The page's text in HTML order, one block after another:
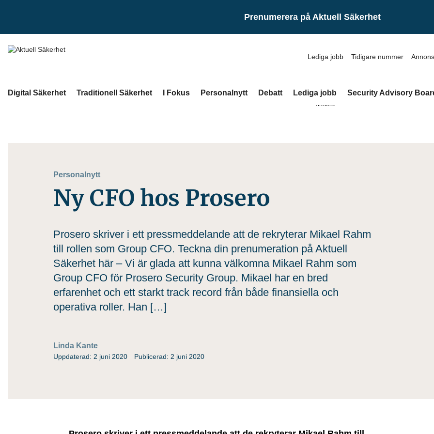
Prenumerera på Aktuell Säkerhet
Lediga jobb Tidigare nummer
Digital Säkerhet Traditionell Säkerhet I Fokus Personalnytt Debatt Lediga jobb Security Advisory
ANNONS
Personalnytt
Ny CFO hos Prosero
Prosero skriver i ett pressmeddelande att de rekryterar Mikael Rahm
till rollen som Group CFO. Teckna din prenumeration på Aktuell
Säkerhet här – Vi är glada att kunna välkomna Mikael Rahm som
Group CFO för Prosero Security Group. Mikael har en bred
erfarenhet och ett starkt track record från både finansiella och
operativa roller. Han […]
Linda Kante
Uppdaterad: 2 juni 2020 Publicerad: 2 juni 2020